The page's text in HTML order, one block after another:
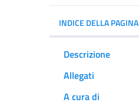
INDICE DELLA PAGINA
Descrizione
Allegati
A cura di